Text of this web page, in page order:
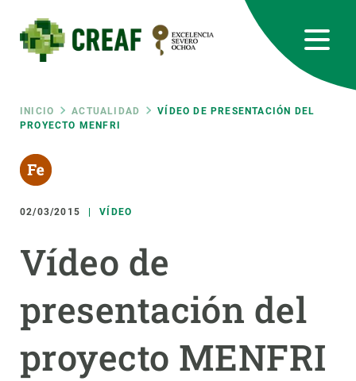
contenido
principal
Ruta
de
navegación
INICIO ACTUALIDAD
VÍDEO DE PRESENTACIÓN DEL
PROYECTO MENFRI
02/03/2015 VÍDEO
Vídeo de
presentación del
proyecto MENFRI
RRSS
Featured
responsive
INTRANET
Responsive
menu
INVESTIGACIÓN
CIENCIA EN ACCIÓN
ÚNETE A NOSOTROS